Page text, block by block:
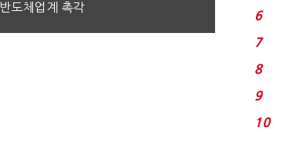
반도체업계 촉각
6
7
8
9
10